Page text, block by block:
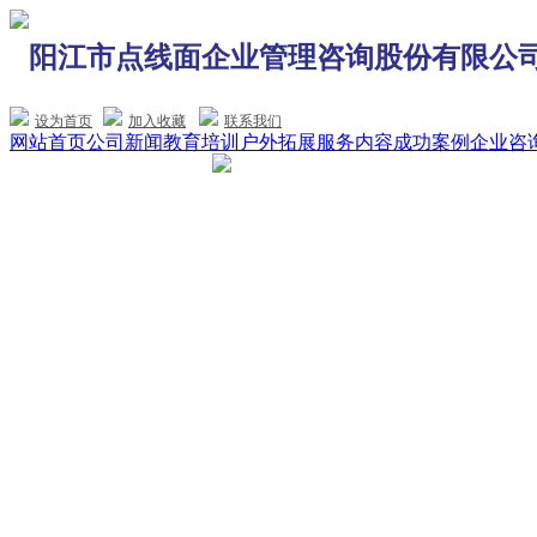
阳江市点线面企业管理咨询股份有限公
设为首页 加入收藏 联系我们
网站首页公司新闻教育培训 户外拓展服务内容成功案例企业咨